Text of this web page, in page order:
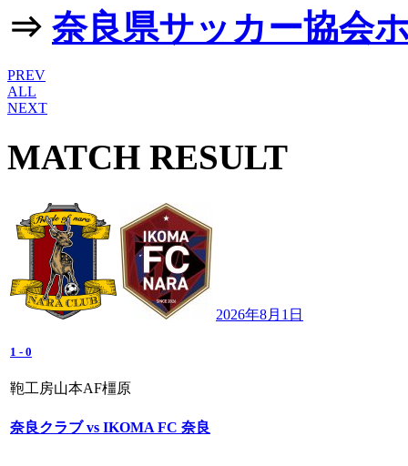
⇒ 奈良県サッカー協会
PREV
ALL
NEXT
MATCH RESULT
2026年8月1日
1 - 0
鞄工房山本AF橿原
奈良クラブ vs IKOMA FC 奈良